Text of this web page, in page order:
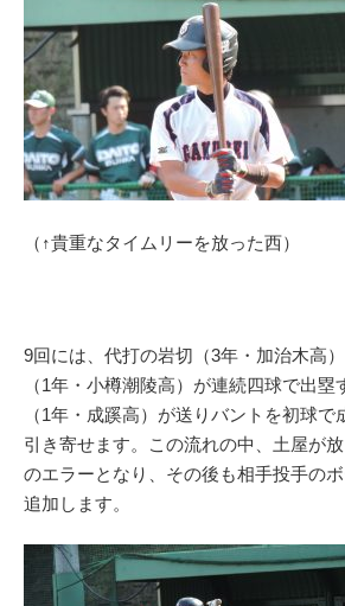
（↑貴重なタイムリーを放った西）
9回には、代打の岩切（3年・加治木高
（1年・小樽潮陵高）が連続四球で出
（1年・成蹊高）が送りバントを初球
引き寄せます。この流れの中、土屋が
のエラーとなり、その後も相手投手の
追加します。